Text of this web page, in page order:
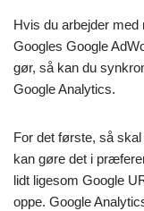
Hvis du arbejder
Googles Google
gør, så kan du
Google Analytics.
For det første, så
kan gøre det i
lidt ligesom Google
oppe. Google